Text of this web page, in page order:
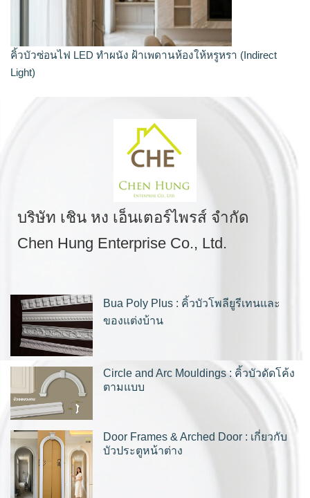
คิ้วบัวซ่อนไฟ LED ทำผนัง ฝ้าเพดานห้องให้หรูหรา (Indirect
Light)
บริษัท เชิน หง เอ็นเตอร์ไพรส์ จำกัด
Chen Hung Enterprise Co., Ltd.
Bua Poly Plus : คิ้วบัวโพลียูรีเทนและ
ของแต่งบ้าน
Circle and Arc Mouldings : คิ้วบัวดัดโค้ง
ตามแบบ
Door Frames & Arched Door : เกี่ยวกับ
บัวประตูหน้าต่าง